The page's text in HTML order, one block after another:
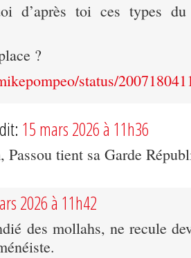
d’après toi ces types du
?
status/
15 mars 2026 à 11h36
Passou tient sa Garde
2026 à 11h42
des mollahs, ne recule